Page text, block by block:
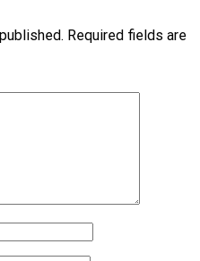
Required fields are